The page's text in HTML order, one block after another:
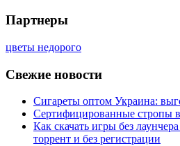
Партнеры
цветы недорого
Свежие новости
Сигареты оптом Украина:
Сертифицированные стропы
Как скачать игры без
торрент и без регистрации